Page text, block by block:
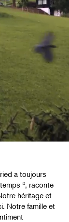
a toujours
“, raconte
héritage et
Notre famille et